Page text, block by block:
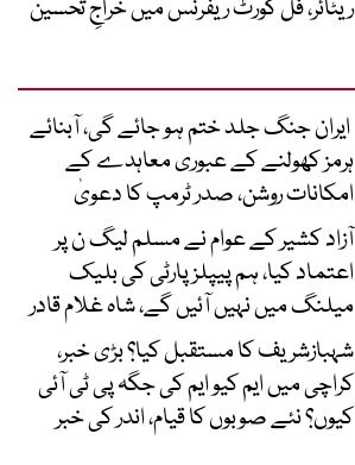
ریٹائر، فل کورٹ ریفرنس میں خراجِ تحسین
ایران جنگ جلد ختم ہو جائے گی، آبنائے
ہرمز کھولنے کے عبوری معاہدے کے
امکانات روشن، صدر ٹرمپ کا دعویٰ
آزاد کشیر کے عوام نے مسلم لیگ ن پر
اعتماد کیا، ہم پیپلز پارٹی کی بلیک
میلنگ میں نہیں آئیں گے، شاہ غلام قادر
شہبازشریف کا مستقبل کیا؟ بڑی خبر،
کراچی میں ایم کیو ایم کی جگہ پی ٹی آئی
کیوں؟ نئے صوبوں کا قیام، اندر کی خبر